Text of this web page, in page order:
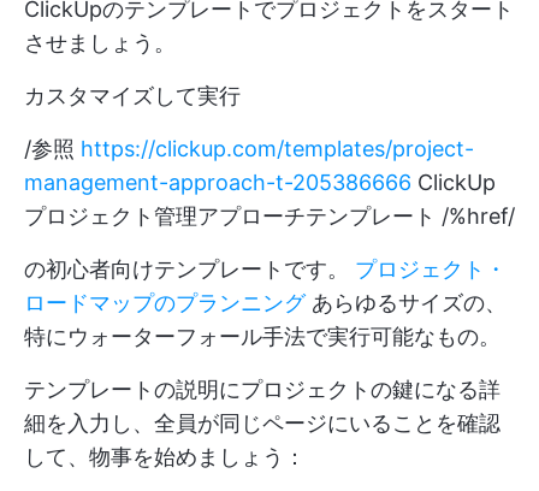
ClickUpのテンプレートでプロジェクトをスタート
させましょう。
カスタマイズして実行
/参照 https://clickup.com/templates/project-
management-approach-t-205386666 ClickUp
プロジェクト管理アプローチテンプレート /%href/
の初心者向けテンプレートです。 プロジェクト・
ロードマップのプランニングあらゆるサイズの、
特にウォーターフォール手法で実行可能なもの。
テンプレートの説明にプロジェクトの鍵になる詳
細を入力し、全員が同じページにいることを確認
して、物事を始めましょう：